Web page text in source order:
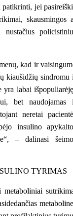
jei
skausmingos
nustačius
kad ir
kiaušidžių sindromu
labai
bet naudojamas
neretai
insulino
– dalinasi
TYRIMAS